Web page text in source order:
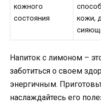
кожного
состояния
кожи,
Напиток с лимоном –
заботиться о своем
энергичным.
наслаждайтесь его